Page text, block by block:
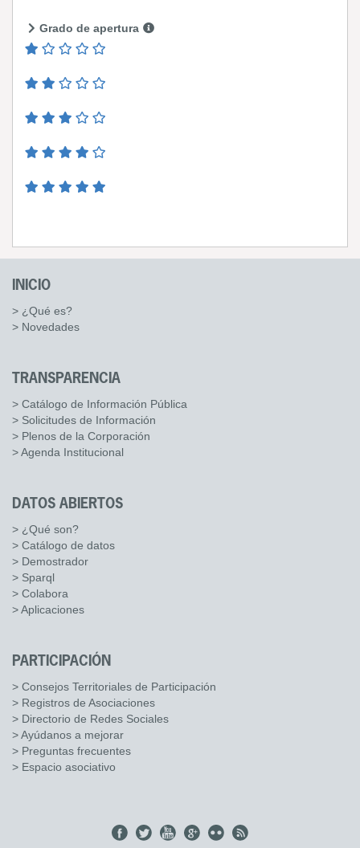
Grado de apertura
INICIO
> ¿Qué es?
> Novedades
TRANSPARENCIA
> Catálogo de Información Pública
> Solicitudes de Información
> Plenos de la Corporación
> Agenda Institucional
DATOS ABIERTOS
> ¿Qué son?
> Catálogo de datos
> Demostrador
> Sparql
> Colabora
> Aplicaciones
PARTICIPACIÓN
> Consejos Territoriales de Participación
> Registros de Asociaciones
> Directorio de Redes Sociales
> Ayúdanos a mejorar
> Preguntas frecuentes
> Espacio asociativo